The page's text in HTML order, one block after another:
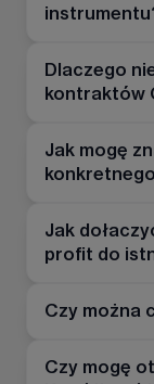
Dlaczego
kontraktów
Jak mogę
Jak
profit do
Czy można
Czy mogę